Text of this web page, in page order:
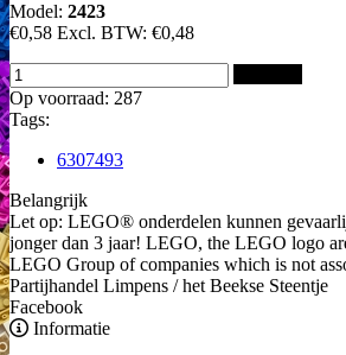
Model: 2423
€0,58 Excl. BTW: €0,48
Op voorraad: 287
Tags:
6307493
Belangrijk
Let op: LEGO® onderdelen kunnen
jonger dan 3 jaar! LEGO, the LEGO logo
LEGO Group of companies which is not
Partijhandel Limpens / het Beekse Steentje
Facebook
Informatie